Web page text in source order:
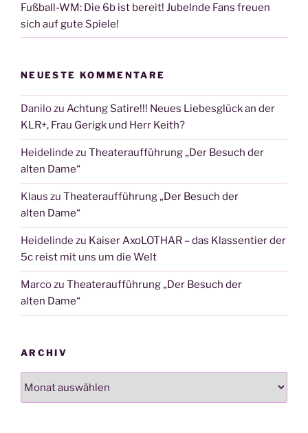
Fußball-WM: Die 6b ist bereit! Jubelnde Fans freuen
sich auf gute Spiele!
NEUESTE KOMMENTARE
Danilozu Achtung Satire!!! Neues Liebesglück an der
KLR+, Frau Gerigk und Herr Keith?
Heidelinde zu Theateraufführung „Der Besuch der
alten Dame“
Klaus zu Theateraufführung „Der Besuch der
alten Dame“
Heidelinde zu Kaiser AxoLOTHAR – das Klassentier der
5c reist mit uns um die Welt
Marcozu Theateraufführung „Der Besuch der
alten Dame“
ARCHIV